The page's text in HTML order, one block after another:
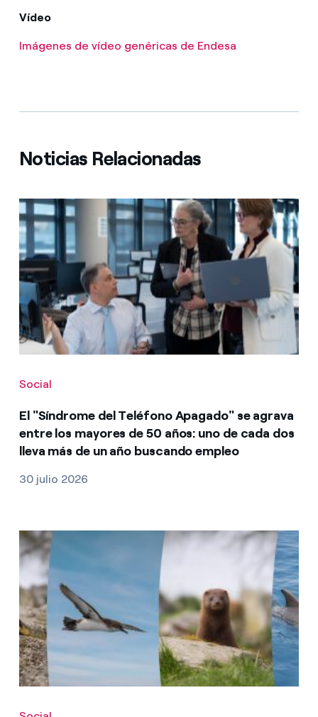
Vídeo
Imágenes de vídeo genéricas de Endesa
Noticias Relacionadas
Social
El "Síndrome del Teléfono Apagado" se agrava
entre los mayores de 50 años: uno de cada dos
lleva más de un año buscando empleo
30 julio 2026